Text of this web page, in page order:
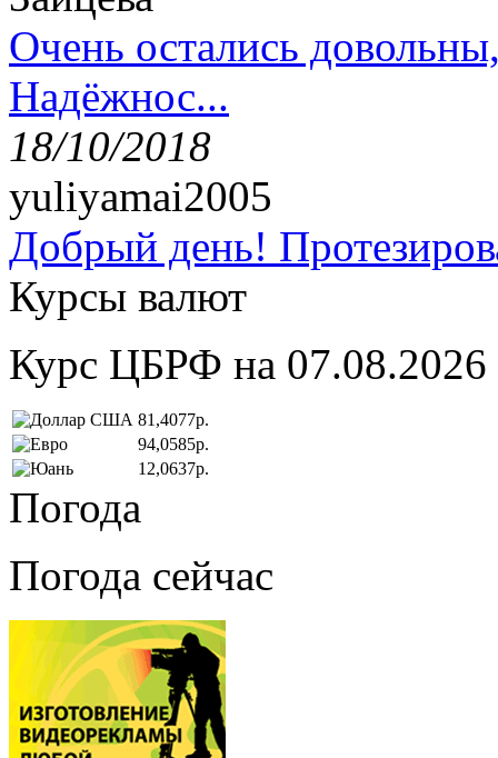
Очень остались
Надёжнос...
18/10/2018
yuliyamai2005
Добрый день!
Курсы валют
Курс ЦБРФ на 07.08.2026
81,4077р.
94,0585р.
12,0637р.
Погода
Погода сейчас